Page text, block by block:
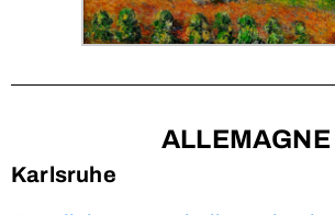
ALLEMAGNE
Karlsruhe